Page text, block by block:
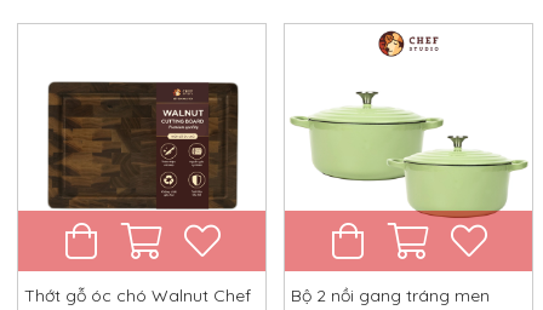
Thớt gỗ óc chó Walnut Chef
Bộ 2 nồi gang tráng men